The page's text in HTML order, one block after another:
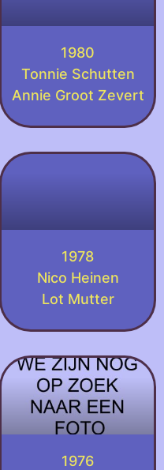
1980
Tonnie Schutten
Annie Groot Zevert
1978
Nico Heinen
Lot Mutter
1976